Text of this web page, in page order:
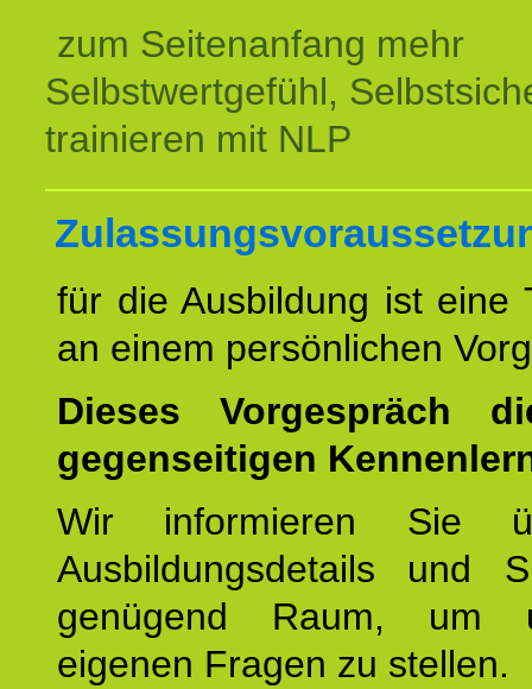
zum Seitenanfang mehr
Selbstwertgefühl,
trainieren mit NLP
für die Ausbildung ist eine
an einem persönlichen
Dieses Vorgespräch
gegenseitigen
Wir informieren Sie
Ausbildungsdetails und
genügend Raum, um
eigenen Fragen zu stellen.